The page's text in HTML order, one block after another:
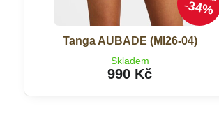
34%
Tanga AUBADE (MI26-04)
Skladem
990 Kč